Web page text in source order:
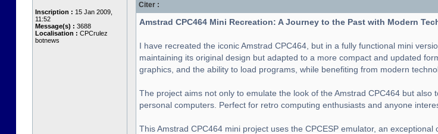
Inscription : 15 Jan 2009,
11:52
Message(s) : 3688
Localisation : CPCrulez
botnews
Citer :
Amstrad CPC464 Mini Recreation: A Journey to the Past with Modern
I have recreated the iconic Amstrad CPC464, but in a fully functional mini
maintaining its original design but adapted to a more compact and updated
graphics, and the ability to load programs, while benefiting from modern
The project aims not only to emulate the look of the Amstrad CPC464 but
personal computers. Perfect for retro computing enthusiasts and anyone
This Amstrad CPC464 mini project uses the CPCESP emulator, an exceptional